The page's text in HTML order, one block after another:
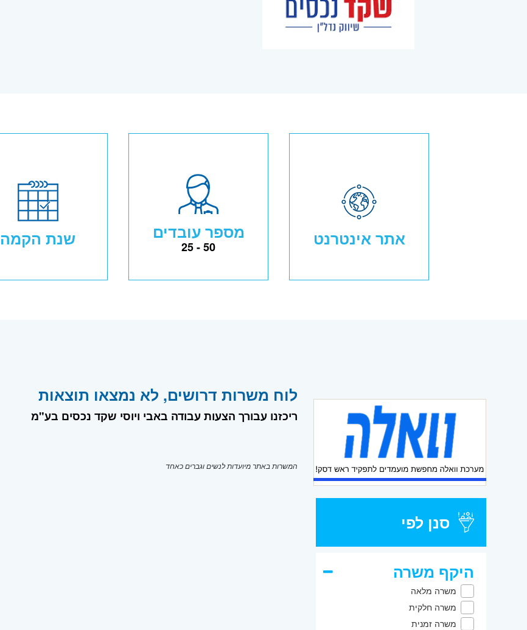
אתר אינטרנט מספר עובדים
25 - 50 שנת הקמה
סנן לפי
היקף משרה
משרה מלאה
משרה חלקית
משרה זמנית
לוח משרות דרושים, לא נמצאו תוצאות
ריכזנו עבורך הצעות עבודה באבי ויוסי שקד נכסים בע"מ
המשרות באתר מיועדות לנשים וגברים כאחד